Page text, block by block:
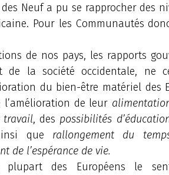
Neuf a pu se rapprocher des
Pour les Communautés
de nos pays, les rapports
de la société occidentale, ne
du bien-être matériel des
de leur
travail, des possibilités
que rallongement du
de l’espérance de vie.
des Européens le